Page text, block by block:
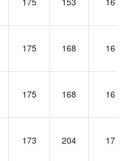
175 168 16
175 168 16
173 204 17